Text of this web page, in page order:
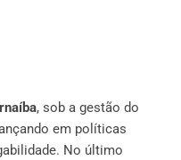
, sob a gestão do
em políticas
No último